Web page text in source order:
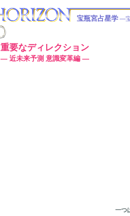
宝瓶宮占星学 ―
重要なディレクション
― 近未来予測 意識変革編 ―
一つ